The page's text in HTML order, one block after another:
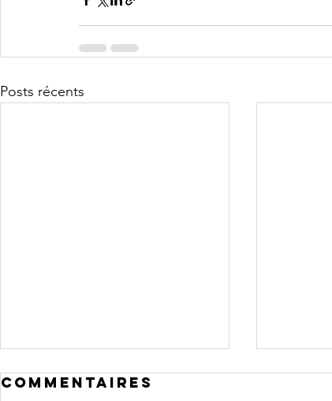
Posts récents
Commentaires